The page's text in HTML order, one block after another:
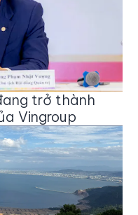
trở thành
Vingroup